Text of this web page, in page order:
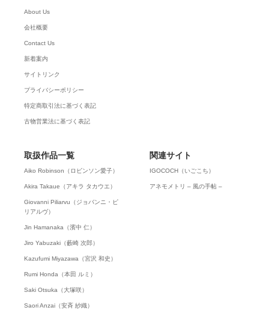
About Us
会社概要
Contact Us
新着案内
サイトリンク
プライバシーポリシー
特定商取引法に基づく表記
古物営業法に基づく表記
取扱作品一覧
Aiko Robinson（ロビンソン愛子）
Akira Takaue（アキラ タカウエ）
Giovanni Piliarvu（ジョバンニ・ピ
リアルヴ）
Jin Hamanaka（濱中 仁）
Jiro Yabuzaki（藪崎 次郎）
Kazufumi Miyazawa（宮沢 和史）
Rumi Honda（本田 ルミ）
Saki Otsuka（大塚咲）
Saori Anzai（安斉 紗織）
関連サイト
IGOCOCH（いごこち）
アネモメトリ – 風の手帖 –